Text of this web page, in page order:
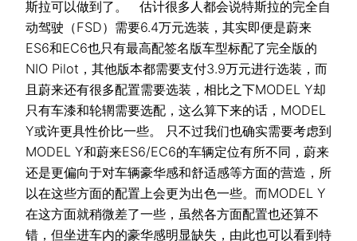
斯拉可以做到了。 估计很多人都会说特斯拉的完全自
动驾驶（FSD）需要6.4万元选装，其实即便是蔚来
ES6和EC6也只有最高配签名版车型标配了完全版的
NIO Pilot，其他版本都需要支付3.9万元进行选装，而
且蔚来还有很多配置需要选装，相比之下MODEL Y却
只有车漆和轮辋需要选配，这么算下来的话，MODEL
Y或许更具性价比一些。 只不过我们也确实需要考虑到
MODEL Y和蔚来ES6/EC6的车辆定位有所不同，蔚来
还是更偏向于对车辆豪华感和舒适感等方面的营造，所
以在这些方面的配置上会更为出色一些。而MODEL Y
在这方面就稍微差了一些，虽然各方面配置也还算不
错，但坐进车内的豪华感明显缺失，由此也可以看到特